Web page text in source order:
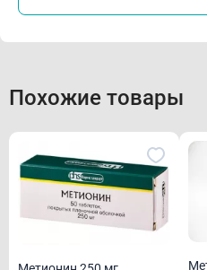
Похожие товары